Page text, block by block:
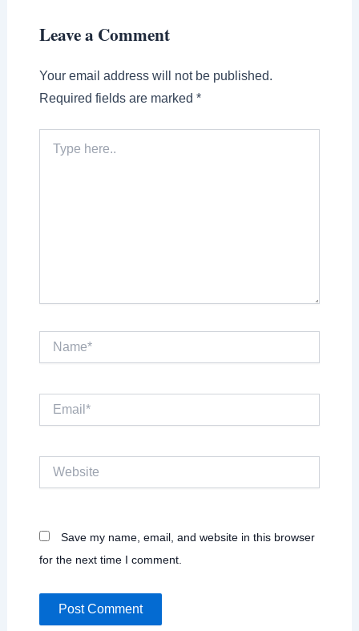
Leave a Comment
Your email address will not be published.
Required fields are marked *
here..
Save my name, email, and website in this browser
for the next time I comment.